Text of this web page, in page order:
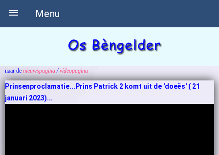
Menu

naar de nieuwspagina/videopagina
Prinsenproclamatie...Prins Patrick 2 komt uit de 'doeës' ( 21
januari 2023)...